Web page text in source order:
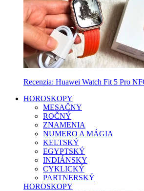
Recenzia: Huawei Watch Fit 5 Pro
HOROSKOPY
MESAČNY
ROČNÝ
ZNAMENIA
NUMERO A MÁGIA
KELTSKÝ
EGYPTSKÝ
INDIÁNSKY
CYKLICKÝ
PARTNERSKÝ
HOROSKOPY